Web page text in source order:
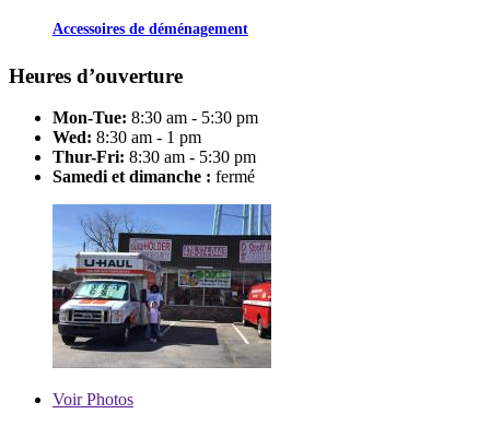
Accessoires de déménagement
Heures d’ouverture
Mon-Tue: 8:30 am - 5:30 pm
Wed: 8:30 am - 1 pm
Thur-Fri: 8:30 am - 5:30 pm
Samedi et dimanche : fermé
VoirPhotos